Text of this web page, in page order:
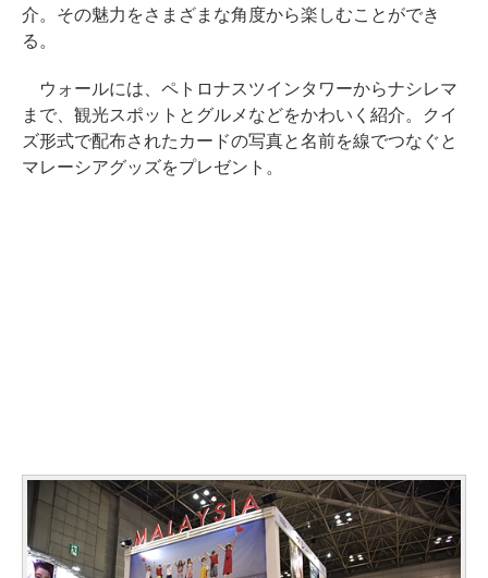
介。その魅力をさまざまな角度から楽しむことができ
る。
ウォールには、ペトロナスツインタワーからナシレマ
まで、観光スポットとグルメなどをかわいく紹介。クイ
ズ形式で配布されたカードの写真と名前を線でつなぐと
マレーシアグッズをプレゼント。